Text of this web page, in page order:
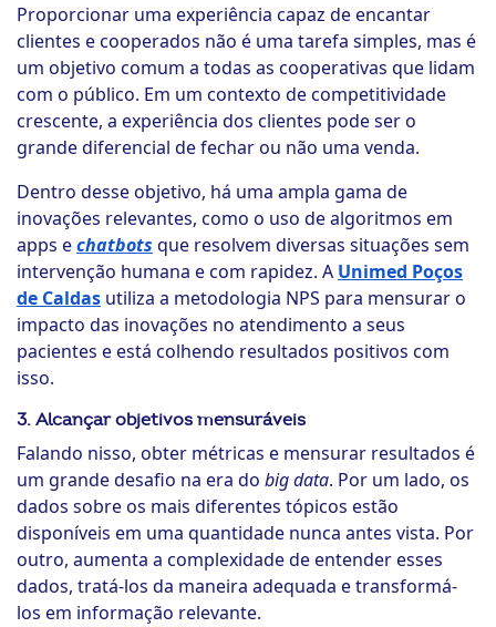
Proporcionar uma experiência capaz de encantar
clientes e cooperados não é uma tarefa simples, mas é
um objetivo comum a todas as cooperativas que lidam
com o público. Em um contexto de competitividade
crescente, a experiência dos clientes pode ser o
grande diferencial de fechar ou não uma venda.
Dentro desse objetivo, há uma ampla gama de
inovações relevantes, como o uso de algoritmos em
apps echatbots que resolvem diversas situações sem
intervenção humana e com rapidez. A Unimed Poços
de Caldas utiliza a metodologia NPS para mensurar o
impacto das inovações no atendimento a seus
pacientes e está colhendo resultados positivos com
isso.
3. Alcançar objetivos mensuráveis
Falando nisso, obter métricas e mensurar resultados é
um grande desafio na era do big data. Por um lado, os
dados sobre os mais diferentes tópicos estão
disponíveis em uma quantidade nunca antes vista. Por
outro, aumenta a complexidade de entender esses
dados, tratá-los da maneira adequada e transformá-
los em informação relevante.